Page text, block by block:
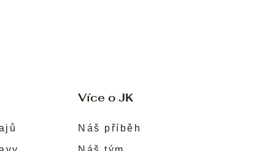
Více o JK
Náš příběh